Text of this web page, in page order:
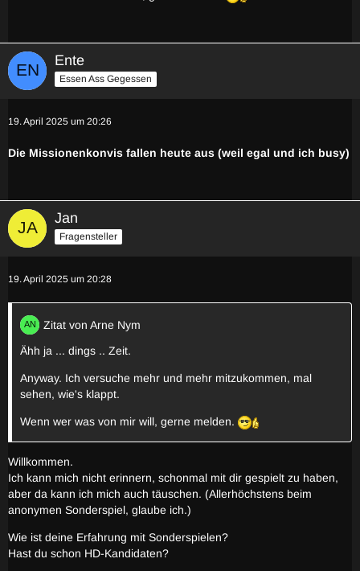
Ente
Essen Ass Gegessen
19. April 2025 um 20:26
Die Missionenkonvis fallen heute aus (weil egal und ich busy)
Jan
Fragensteller
19. April 2025 um 20:28
Zitat von Arne Nym
Ähh ja ... dings .. Zeit.
Anyway. Ich versuche mehr und mehr mitzukommen, mal
sehen, wie's klappt.
Wenn wer was von mir will, gerne melden.
Willkommen.
Ich kann mich nicht erinnern, schonmal mit dir gespielt zu haben,
aber da kann ich mich auch täuschen. (Allerhöchstens beim
anonymen Sonderspiel, glaube ich.)
Wie ist deine Erfahrung mit Sonderspielen?
Hast du schon HD-Kandidaten?